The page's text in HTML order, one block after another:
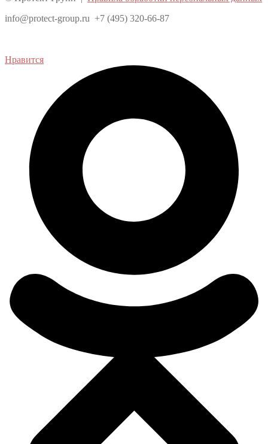
info@protect-group.ru +7 (495) 320-66-87
Нравится